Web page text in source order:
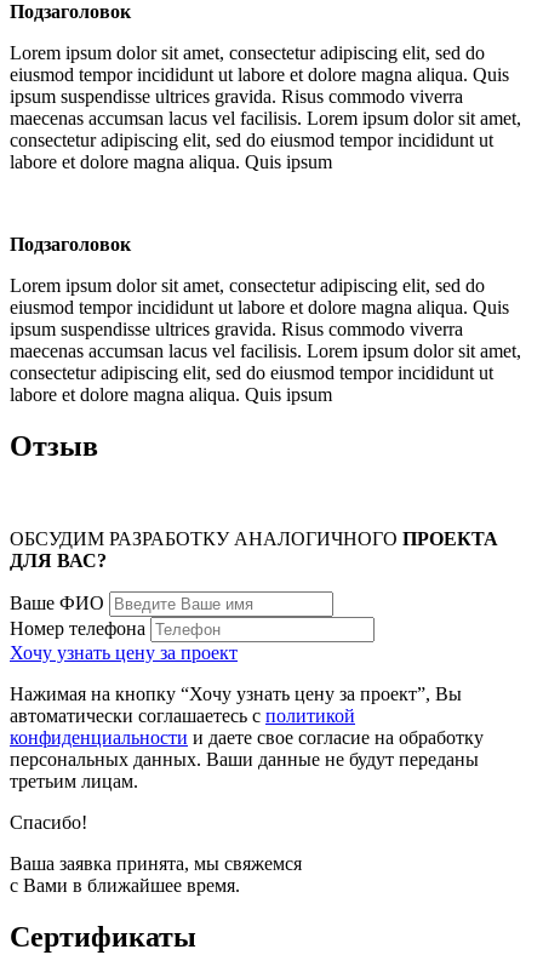
Подзаголовок
Lorem ipsum dolor sit amet, consectetur adipiscing elit, sed do
eiusmod tempor incididunt ut labore et dolore magna aliqua. Quis
ipsum suspendisse ultrices gravida. Risus commodo viverra
maecenas accumsan lacus vel facilisis. Lorem ipsum dolor sit amet,
consectetur adipiscing elit, sed do eiusmod tempor incididunt ut
labore et dolore magna aliqua. Quis ipsum
Подзаголовок
Lorem ipsum dolor sit amet, consectetur adipiscing elit, sed do
eiusmod tempor incididunt ut labore et dolore magna aliqua. Quis
ipsum suspendisse ultrices gravida. Risus commodo viverra
maecenas accumsan lacus vel facilisis. Lorem ipsum dolor sit amet,
consectetur adipiscing elit, sed do eiusmod tempor incididunt ut
labore et dolore magna aliqua. Quis ipsum
Отзыв
ОБСУДИМ РАЗРАБОТКУ АНАЛОГИЧНОГО ПРОЕКТА
ДЛЯ ВАС?
Ваше ФИО
Номер телефона
Хочу узнать цену за проект
Нажимая на кнопку “Хочу узнать цену за проект”, Вы
автоматически соглашаетесь с политикой
конфиденциальности и даете свое согласие на обработку
персональных данных. Ваши данные не будут переданы
третьим лицам.
Спасибо!
Ваша заявка принята, мы свяжемся
с Вами в ближайшее время.
Сертификаты